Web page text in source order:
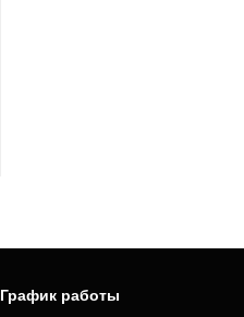
График работы